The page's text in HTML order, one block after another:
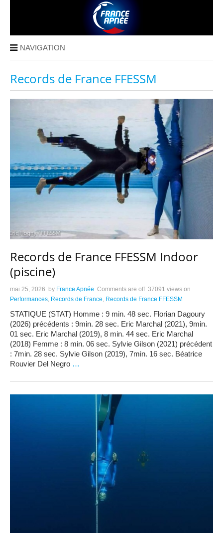
NAVIGATION
Records de France FFESSM
Records de France FFESSM Indoor
(piscine)
mai 25, 2026 by France Apnée Comments are off 37091 views on
Performances, Records de France, Records de France FFESSM
STATIQUE (STAT) Homme : 9 min. 48 sec. Florian Dagoury
(2026) précédents : 9min. 28 sec. Eric Marchal (2021), 9min.
01 sec. Eric Marchal (2019), 8 min. 44 sec. Eric Marchal
(2018) Femme : 8 min. 06 sec. Sylvie Gilson (2021) précédent
: 7min. 28 sec. Sylvie Gilson (2019), 7min. 16 sec. Béatrice
Rouvier Del Negro …